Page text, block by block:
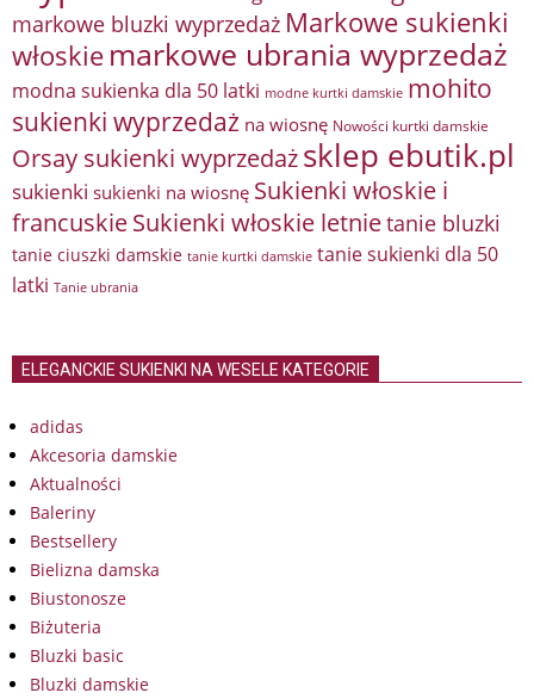
markowe bluzki wyprzedaż Markowe sukienki
włoskie markowe ubrania wyprzedaż
modna sukienka dla 50 latki modne kurtki damskie mohito
sukienki wyprzedaż na wiosnę Nowości kurtki damskie
Orsay sukienki wyprzedażsklep ebutik.pl
sukienki sukienki na wiosnę Sukienki włoskie i
francuskieSukienki włoskie letnietanie bluzki
tanie ciuszki damskie tanie kurtki damskie tanie sukienki dla 50
latki Tanie ubrania
ELEGANCKIE SUKIENKI NA WESELE KATEGORIE
adidas
Akcesoria damskie
Aktualności
Baleriny
Bestsellery
Bielizna damska
Biustonosze
Biżuteria
Bluzki basic
Bluzki damskie